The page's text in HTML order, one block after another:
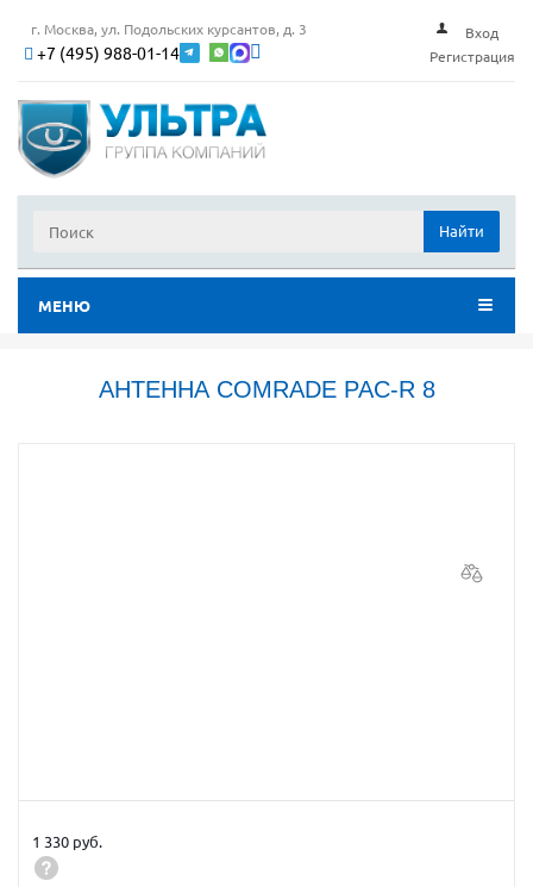
г. Москва, ул. Подольских курсантов, д. 3
+7 (495) 988-01-14
Вход
Регистрация
Найти
МЕНЮ
АНТЕННА COMRADE PAC-R 8
1 330 руб.